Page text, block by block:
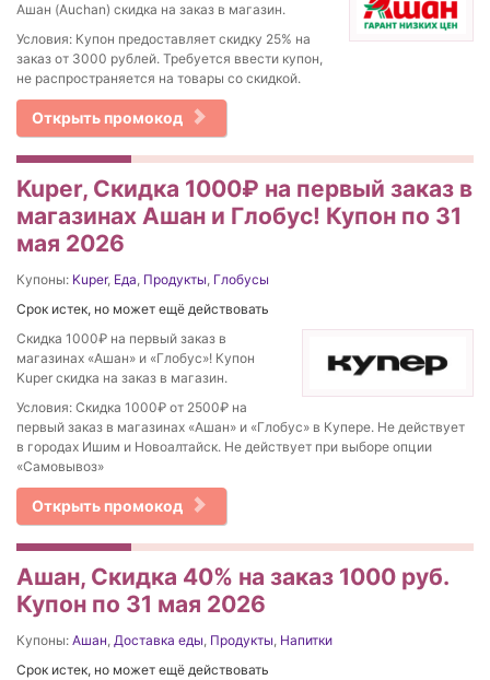
Ашан (Auchan) скидка на заказ в магазин.
Условия: Купон предоставляет скидку 25% на
заказ от 3000 рублей. Требуется ввести купон,
не распространяется на товары со скидкой.
Открыть промокод
Kuper, Скидка 1000₽ на первый заказ в
магазинах Ашан и Глобус! Купон по 31
мая 2026
Купоны: Kuper, Еда, Продукты, Глобусы
Срок истек, но может ещё действовать
Скидка 1000₽ на первый заказ в
магазинах «Ашан» и «Глобус»! Купон
Kuper скидка на заказ в магазин.
Условия: Скидка 1000₽ от 2500₽ на
первый заказ в магазинах «Ашан» и «Глобус» в Купере. Не действует
в городах Ишим и Новоалтайск. Не действует при выборе опции
«Самовывоз»
Открыть промокод
Ашан, Cкидка 40% на заказ 1000 руб.
Купон по 31 мая 2026
Купоны: Ашан, Доставка еды, Продукты, Напитки
Срок истек, но может ещё действовать